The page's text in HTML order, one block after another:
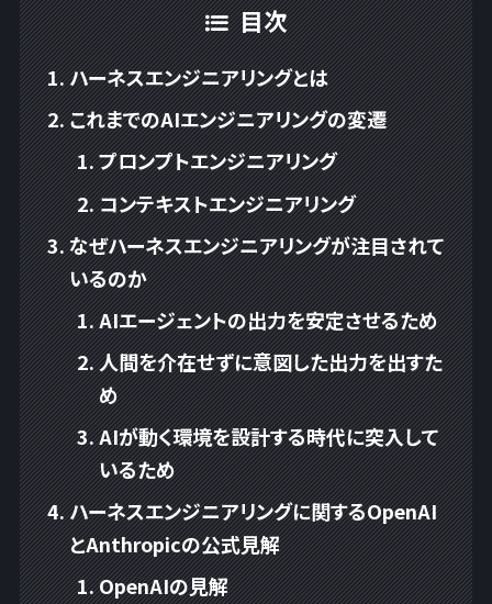
目次
ハーネスエンジニアリングとは
これまでのAIエンジニアリングの変遷
プロンプトエンジニアリング
コンテキストエンジニアリング
なぜハーネスエンジニアリングが注目されて
いるのか
AIエージェントの出力を安定させるため
人間を介在せずに意図した出力を出すた
め
AIが動く環境を設計する時代に突入して
いるため
ハーネスエンジニアリングに関するOpenAI
とAnthropicの公式見解
OpenAIの見解